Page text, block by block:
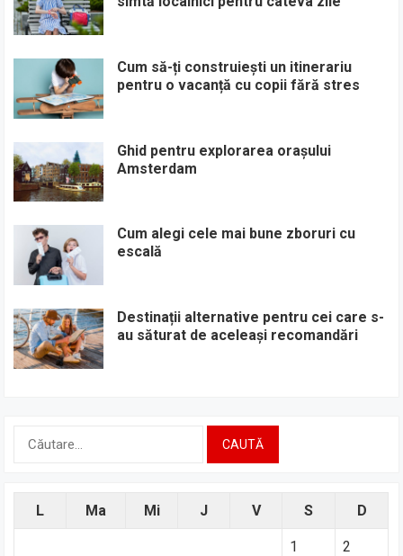
Cum să-ți construiești un itinerariu
pentru o vacanță cu copii fără stres
Ghid pentru explorarea orașului
Amsterdam
Cum alegi cele mai bune zboruri cu
escală
Destinații alternative pentru cei care s-
au săturat de aceleași recomandări
L Ma Mi J V S D
1 2